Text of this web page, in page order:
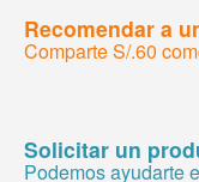
Recomendar a
Comparte S/.60
Solicitar un
Podemos ayudarte